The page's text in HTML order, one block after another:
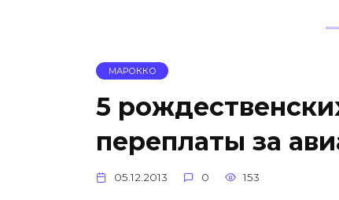
МАРОККО
5
переплаты за
05.12.2013 0 153